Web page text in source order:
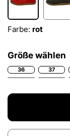
Farbe: rot
Größe wählen
36 37